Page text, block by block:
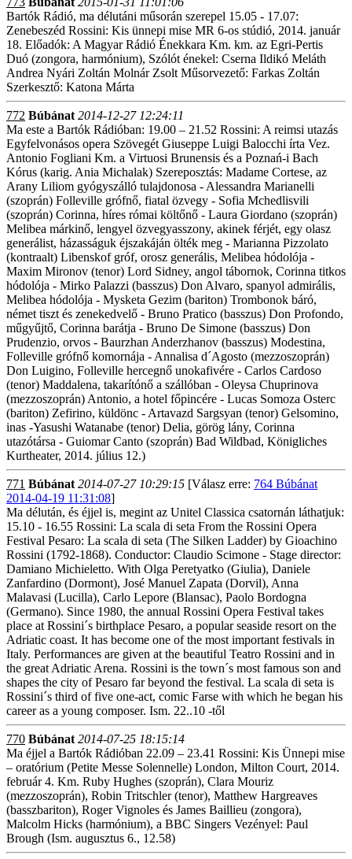
Bartók Rádió, ma délutáni műsorán szerepel 15.05 - 17.07:
Zenebeszéd Rossini: Kis ünnepi mise MR 6-os stúdió, 2014. január
18. Előadók: A Magyar Rádió Énekkara Km. km. az Egri-Pertis
Duó (zongora, harmónium), Szólót énekel: Cserna Ildikó Meláth
Andrea Nyári Zoltán Molnár Zsolt Műsorvezető: Farkas Zoltán
Szerkesztő: Katona Márta
772 Búbánat 2014-12-27 12:24:11
Ma este a Bartók Rádióban: 19.00 – 21.52 Rossini: A reimsi utazás
Egyfelvonásos opera Szövegét Giuseppe Luigi Balocchi írta Vez.
Antonio Fogliani Km. a Virtuosi Brunensis és a Poznań-i Bach
Kórus (karig. Ania Michalak) Szereposztás: Madame Cortese, az
Arany Liliom gyógyszálló tulajdonosa - Alessandra Marianelli
(szoprán) Folleville grófnő, fiatal özvegy - Sofia Mchedlisvili
(szoprán) Corinna, híres római költőnő - Laura Giordano (szoprán)
Melibea márkinő, lengyel özvegyasszony, akinek férjét, egy olasz
generálist, házasságuk éjszakáján ölték meg - Marianna Pizzolato
(kontraalt) Libenskof gróf, orosz generális, Melibea hódolója -
Maxim Mironov (tenor) Lord Sidney, angol tábornok, Corinna titkos
hódolója - Mirko Palazzi (basszus) Don Alvaro, spanyol admirális,
Melibea hódolója - Mysketa Gezim (bariton) Trombonok báró,
német tiszt és zenekedvelő - Bruno Pratico (basszus) Don Profondo,
műgyűjtő, Corinna barátja - Bruno De Simone (basszus) Don
Prudenzio, orvos - Baurzhan Anderzhanov (basszus) Modestina,
Folleville grófnő komornája - Annalisa d´Agosto (mezzoszoprán)
Don Luigino, Folleville hercegnő unokafivére - Carlos Cardoso
(tenor) Maddalena, takarítónő a szállóban - Oleysa Chuprinova
(mezzoszoprán) Antonio, a hotel főpincére - Lucas Somoza Osterc
(bariton) Zefirino, küldönc - Artavazd Sargsyan (tenor) Gelsomino,
inas -Yasushi Watanabe (tenor) Delia, görög lány, Corinna
utazótársa - Guiomar Canto (szoprán) Bad Wildbad, Königliches
Kurtheater, 2014. július 12.)
771 Búbánat 2014-07-27 10:29:15 [Válasz erre: 764 Búbánat
2014-04-19 11:31:08]
Ma délután, és éjjel is, megint az Unitel Classica csatornán láthatjuk:
15.10 - 16.55 Rossini: La scala di seta From the Rossini Opera
Festival Pesaro: La scala di seta (The Silken Ladder) by Gioachino
Rossini (1792-1868). Conductor: Claudio Scimone - Stage director:
Damiano Michieletto. With Olga Peretyatko (Giulia), Daniele
Zanfardino (Dormont), José Manuel Zapata (Dorvil), Anna
Malavasi (Lucilla), Carlo Lepore (Blansac), Paolo Bordogna
(Germano). Since 1980, the annual Rossini Opera Festival takes
place at Rossini´s birthplace Pesaro, a popular seaside resort on the
Adriatic coast. It has become one of the most important festivals in
Italy. Performances are given at the beautiful Teatro Rossini and in
the great Adriatic Arena. Rossini is the town´s most famous son and
shapes the city of Pesaro far beyond the festival. La scala di seta is
Rossini´s third of five one-act, comic Farse with which he began his
career as a young composer. Ism. 22..10 -től
770 Búbánat 2014-07-25 18:15:14
Ma éjjel a Bartók Rádióban 22.09 – 23.41 Rossini: Kis Ünnepi mise
– oratórium (Petite Messe Solennelle) London, Milton Court, 2014.
február 4. Km. Ruby Hughes (szoprán), Clara Mouriz
(mezzoszoprán), Robin Tritschler (tenor), Matthew Hargreaves
(basszbariton), Roger Vignoles és James Baillieu (zongora),
Malcolm Hicks (harmónium), a BBC Singers Vezényel: Paul
Brough (Ism. augusztus 6., 12.58)